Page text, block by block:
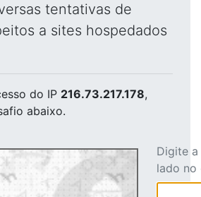
tentativas de
a sites hospedados
do IP 216.73.217.178,
abaixo.
Digite
lado no